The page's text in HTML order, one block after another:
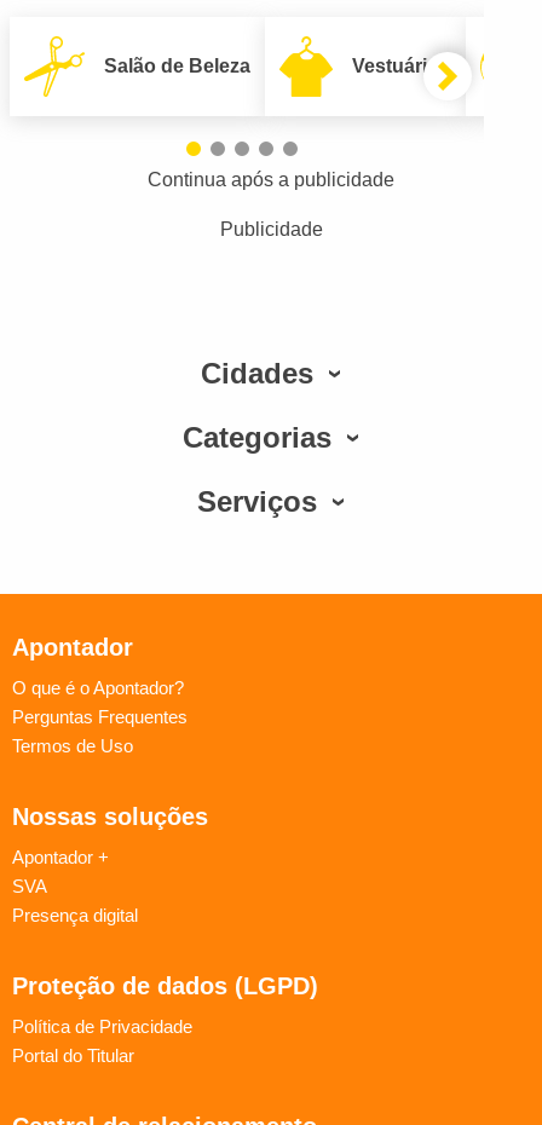
Salão de Beleza Vestuário
Continua após a publicidade
Publicidade
Cidades
Categorias
Serviços
Apontador
O que é o Apontador?
Perguntas Frequentes
Termos de Uso
Nossas soluções
Apontador +
SVA
Presença digital
Proteção de dados (LGPD)
Política de Privacidade
Portal do Titular